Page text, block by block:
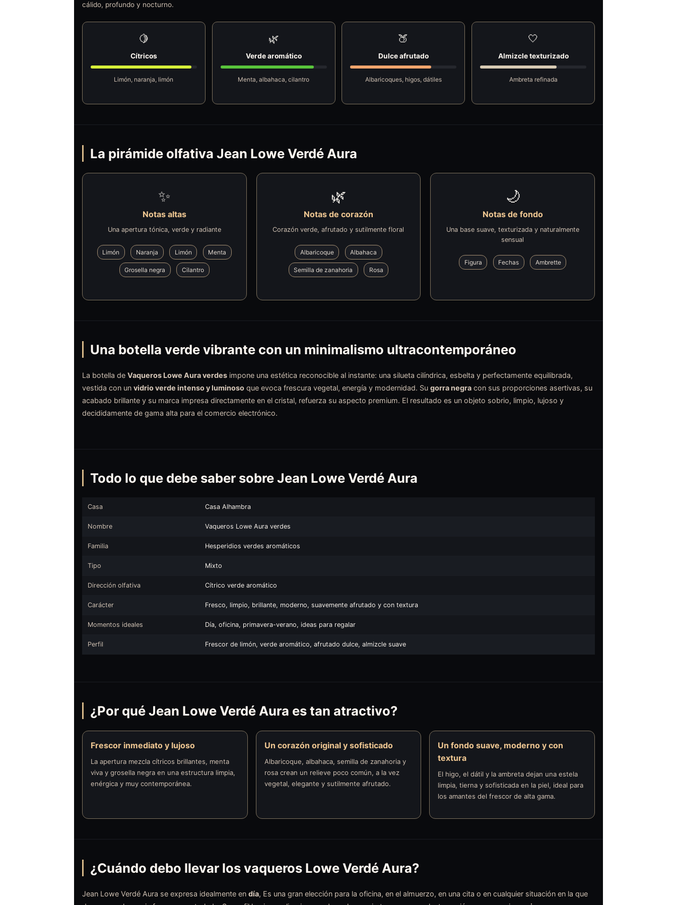
cálido, profundo y nocturno.
🍋
Cítricos
Limón, naranja, limón
🌿
Verde aromático
Menta, albahaca, cilantro
🍑
Dulce afrutado
Albaricoques, higos, dátiles
🤍
Almizcle texturizado
Ambreta refinada
La pirámide olfativa Jean Lowe Verdé Aura
✨
Notas altas
Una apertura tónica, verde y radiante
Limón Naranja Limón Menta
Grosella negra Cilantro
🌿
Notas de corazón
Corazón verde, afrutado y sutilmente floral
Albaricoque Albahaca
Semilla de zanahoria Rosa
🌙
Notas de fondo
Una base suave, texturizada y naturalmente
sensual
Figura Fechas Ambrette
Una botella verde vibrante con un minimalismo ultracontemporáneo
La botella de Vaqueros Lowe Aura verdes impone una estética reconocible al instante: una silueta cilíndrica, esbelta y perfectamente equilibrada,
vestida con un vidrio verde intenso y luminoso que evoca frescura vegetal, energía y modernidad. Su gorra negra con sus proporciones asertivas, su
acabado brillante y su marca impresa directamente en el cristal, refuerza su aspecto premium. El resultado es un objeto sobrio, limpio, lujoso y
decididamente de gama alta para el comercio electrónico.
Todo lo que debe saber sobre Jean Lowe Verdé Aura
Casa Casa Alhambra
Nombre Vaqueros Lowe Aura verdes
Familia Hesperidios verdes aromáticos
Tipo Mixto
Dirección olfativa Cítrico verde aromático
Carácter Fresco, limpio, brillante, moderno, suavemente afrutado y con textura
Momentos ideales Día, oficina, primavera-verano, ideas para regalar
Perfil Frescor de limón, verde aromático, afrutado dulce, almizcle suave
¿Por qué Jean Lowe Verdé Aura es tan atractivo?
Frescor inmediato y lujoso
La apertura mezcla cítricos brillantes, menta
viva y grosella negra en una estructura limpia,
enérgica y muy contemporánea.
Un corazón original y sofisticado
Albaricoque, albahaca, semilla de zanahoria y
rosa crean un relieve poco común, a la vez
vegetal, elegante y sutilmente afrutado.
Un fondo suave, moderno y con
textura
El higo, el dátil y la ambreta dejan una estela
limpia, tierna y sofisticada en la piel, ideal para
los amantes del frescor de alta gama.
¿Cuándo debo llevar los vaqueros Lowe Verdé Aura?
Jean Lowe Verdé Aura se expresa idealmente en día, Es una gran elección para la oficina, en el almuerzo, en una cita o en cualquier situación en la que